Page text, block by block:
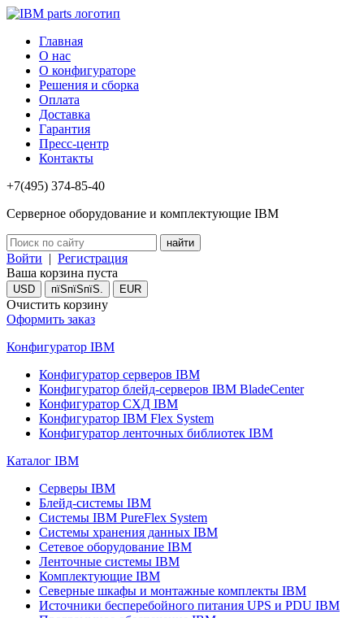
Главная
О нас
О конфигураторе
Решения и сборка
Оплата
Доставка
Гарантия
Пресс-центр
Контакты
+7(495) 374-85-40
Серверное оборудование и комплектующие IBM
Войти | Регистрация
Ваша корзина пуста
USD пїЅпїЅпїЅ. EUR
Очистить корзину
Оформить заказ
Конфигуратор IBM
Конфигуратор серверов IBM
Конфигуратор блейд-серверов IBM BladeCenter
Конфигуратор СХД IBM
Конфигуратор IBM Flex System
Конфигуратор ленточных библиотек IBM
Каталог IBM
Серверы IBM
Блейд-системы IBM
Системы IBM PureFlex System
Системы хранения данных IBM
Сетевое оборудование IBM
Ленточные системы IBM
Комплектующие IBM
Северные шкафы и монтажные комплекты IBM
Источники бесперебойного питания UPS и PDU IBM